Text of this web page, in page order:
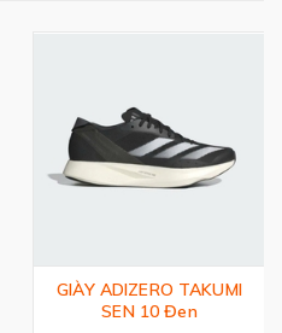
GIÀY ADIZERO TAKUMI
SEN 10 Đen